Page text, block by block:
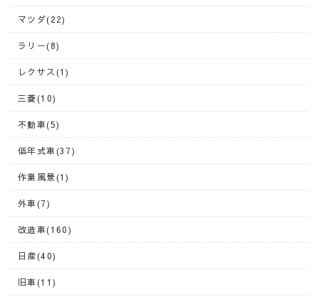
マツダ(22)
ラリー(8)
レクサス(1)
三菱(10)
不動車(5)
低年式車(37)
作業風景(1)
外車(7)
改造車(160)
日産(40)
旧車(11)